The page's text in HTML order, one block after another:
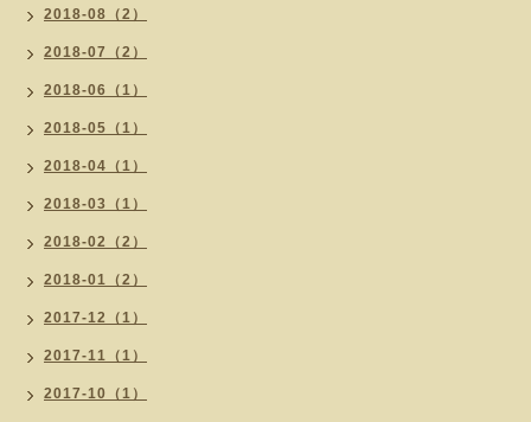
2018-08（2）
2018-07（2）
2018-06（1）
2018-05（1）
2018-04（1）
2018-03（1）
2018-02（2）
2018-01（2）
2017-12（1）
2017-11（1）
2017-10（1）